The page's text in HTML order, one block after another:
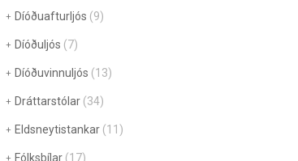
Díóðuafturljós (9)
Díóðuljós (7)
Díóðuvinnuljós (13)
Dráttarstólar (34)
Eldsneytistankar (11)
Fólksbílar (17)